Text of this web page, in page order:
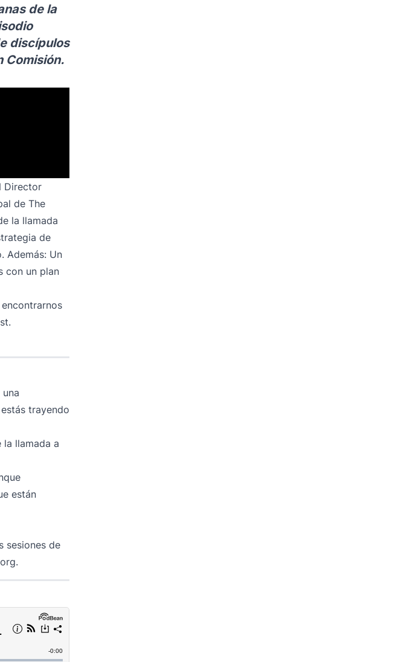
de la
discípulos
Comisión.
Director
de The
la llamada
de
Además: Un
con un plan
trayendo
llamada a
están
sesiones de
.